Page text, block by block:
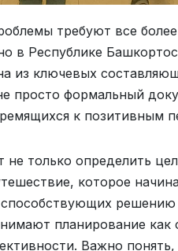
требуют все
в Республике
из ключевых
просто формальный
к позитивным
не только определить
которое
решению
планирование как
Важно понять,